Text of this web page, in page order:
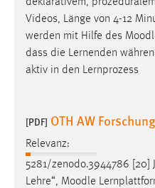
deklarativem,
Videos, Länge von 4-12
werden mit Hilfe des
dass die Lernenden
aktiv in den Lernprozess
[PDF] OTH AW
Relevanz:
5281/zenodo.3944786 [20]
Lehre“, Moodle
EXTERNE MEDIEN
Um Inhalte von
Vimeo